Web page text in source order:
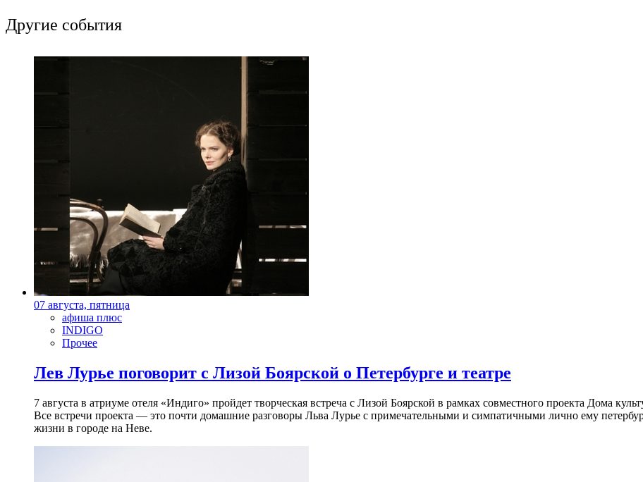
Другие события
07 августа, пятница
афиша плюс
INDIGO
Прочее
Лев Лурье поговорит с Лизой Боярской о Петербурге и театре
7 августа в атриуме отеля «Индиго» пройдет творческая встреча с Лизой Боярской в рамках совместного проекта Дома
Все встречи проекта — это почти домашние разговоры Льва Лурье с примечательными и симпатичными лично ему
жизни в городе на Неве.